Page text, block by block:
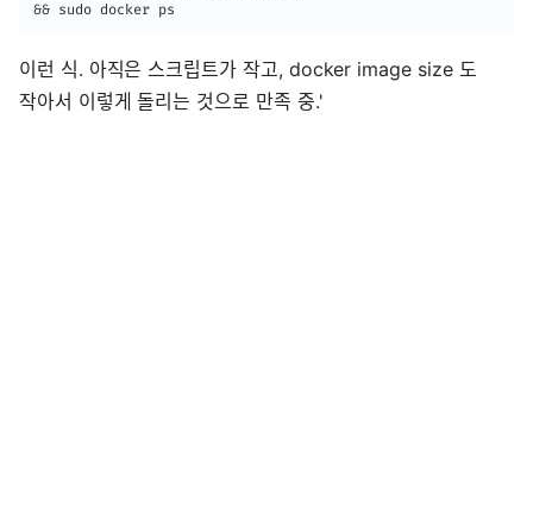
&& sudo docker ps
이런 식. 아직은 스크립트가 작고, docker image size 도
작아서 이렇게 돌리는 것으로 만족 중.'